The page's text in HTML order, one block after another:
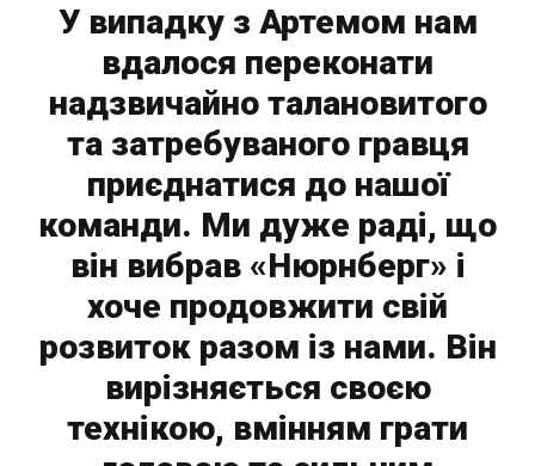
У випадку з Артемом нам
вдалося переконати
надзвичайно талановитого
та затребуваного гравця
приєднатися до нашої
команди. Ми дуже раді, що
він вибрав «Нюрнберг» і
хоче продовжити свій
розвиток разом із нами. Він
вирізняється своєю
технікою, вмінням грати